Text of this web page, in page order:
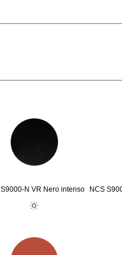
S9000-N VR Nero intenso NCS